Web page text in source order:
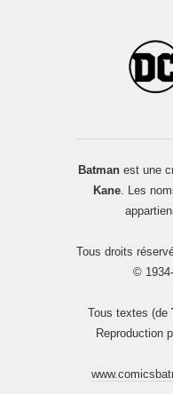
Batmanest une
Kane. Les
Tous droits
©
Tous textes (de
Reproduction